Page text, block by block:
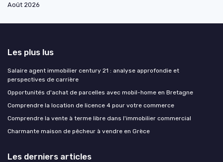
Août 2026
Les plus lus
Salaire agent immobilier century 21 : analyse approfondie et
perspectives de carrière
Opportunités d'achat de parcelles avec mobil-home en Bretagne
Comprendre la location de licence 4 pour votre commerce
Comprendre la vente à terme libre dans l'immobilier commercial
Charmante maison de pêcheur à vendre en Grèce
Les derniers articles